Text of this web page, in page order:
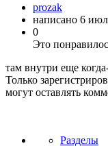
prozak
написано 6
0
Это
там внутри еще
Только
могут оставлять
Разделы